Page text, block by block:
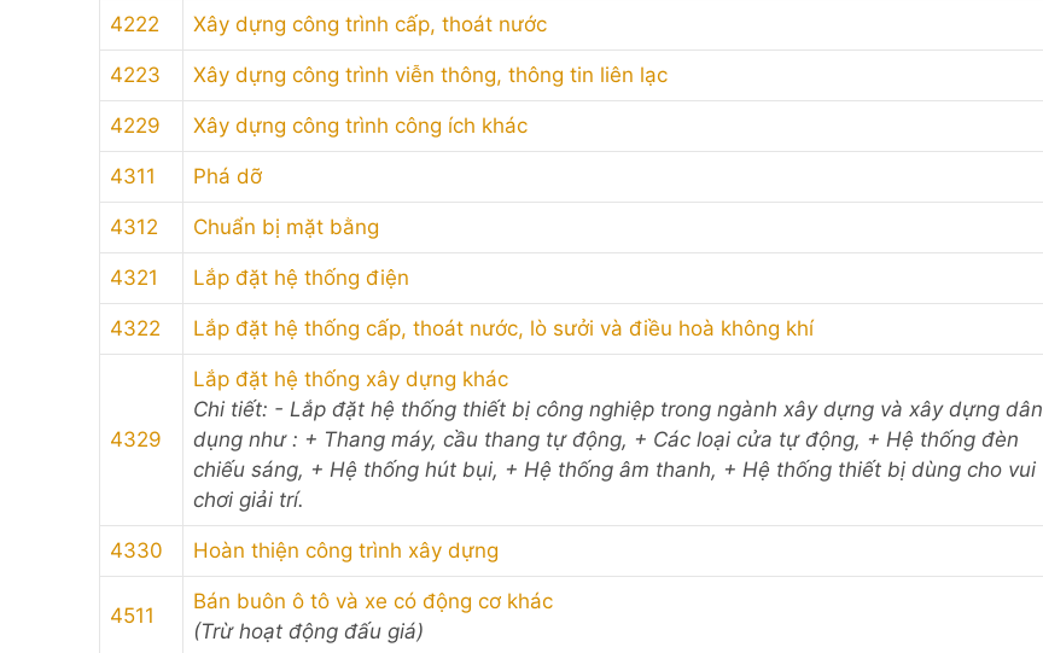
4222 Xây dựng công trình cấp, thoát nước
4223 Xây dựng công trình viễn thông, thông tin liên lạc
4229 Xây dựng công trình công ích khác
4311 Phá dỡ
4312 Chuẩn bị mặt bằng
4321 Lắp đặt hệ thống điện
4322 Lắp đặt hệ thống cấp, thoát nước, lò sưởi và điều hoà không khí
4329
Lắp đặt hệ thống xây dựng khác
Chi tiết: - Lắp đặt hệ thống thiết bị công nghiệp trong ngành xây dựng và xây dựng dân
dụng như : + Thang máy, cầu thang tự động, + Các loại cửa tự động, + Hệ thống đèn
chiếu sáng, + Hệ thống hút bụi, + Hệ thống âm thanh, + Hệ thống thiết bị dùng cho vui
chơi giải trí.
4330 Hoàn thiện công trình xây dựng
4511
Bán buôn ô tô và xe có động cơ khác
(Trừ hoạt động đấu giá)